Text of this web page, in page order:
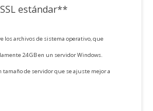
estándar**
los archivos de sistema operativo, que
24 GB en un servidor Windows.
tamaño de servidor que se ajuste mejor a